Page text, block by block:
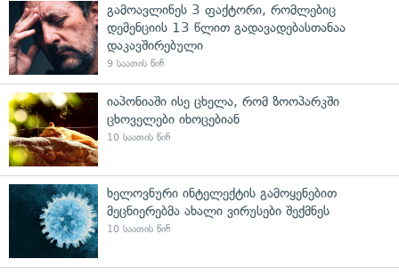
გამოავლინეს 3 ფაქტორი, რომლებიც
დემენციის 13 წლით გადავადებასთანაა
დაკავშირებული
9 საათის წინ
იაპონიაში ისე ცხელა, რომ ზოოპარკში
ცხოველები იხოცებიან
10 საათის წინ
ხელოვნური ინტელექტის გამოყენებით
მეცნიერებმა ახალი ვირუსები შექმნეს
10 საათის წინ